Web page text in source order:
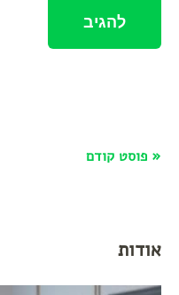
« פוסט קודם
אודות